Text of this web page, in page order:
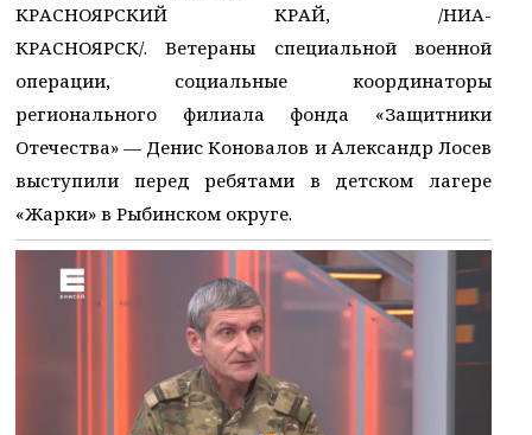
КРАСНОЯРСКИЙ КРАЙ, /НИА-
КРАСНОЯРСК/. Ветераны специальной военной
операции, социальные координаторы
регионального филиала фонда «Защитники
Отечества» — Денис Коновалов и Александр Лосев
выступили перед ребятами в детском лагере
«Жарки» в Рыбинском округе.